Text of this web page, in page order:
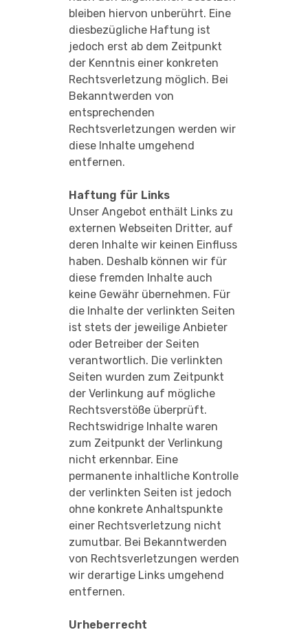
bleiben hiervon unberührt. Eine
diesbezügliche Haftung ist
jedoch erst ab dem Zeitpunkt
der Kenntnis einer konkreten
Rechtsverletzung möglich. Bei
Bekanntwerden von
entsprechenden
Rechtsverletzungen werden wir
diese Inhalte umgehend
entfernen.
Haftung für Links
Unser Angebot enthält Links zu
externen Webseiten Dritter, auf
deren Inhalte wir keinen Einfluss
haben. Deshalb können wir für
diese fremden Inhalte auch
keine Gewähr übernehmen. Für
die Inhalte der verlinkten Seiten
ist stets der jeweilige Anbieter
oder Betreiber der Seiten
verantwortlich. Die verlinkten
Seiten wurden zum Zeitpunkt
der Verlinkung auf mögliche
Rechtsverstöße überprüft.
Rechtswidrige Inhalte waren
zum Zeitpunkt der Verlinkung
nicht erkennbar. Eine
permanente inhaltliche Kontrolle
der verlinkten Seiten ist jedoch
ohne konkrete Anhaltspunkte
einer Rechtsverletzung nicht
zumutbar. Bei Bekanntwerden
von Rechtsverletzungen werden
wir derartige Links umgehend
entfernen.
Urheberrecht